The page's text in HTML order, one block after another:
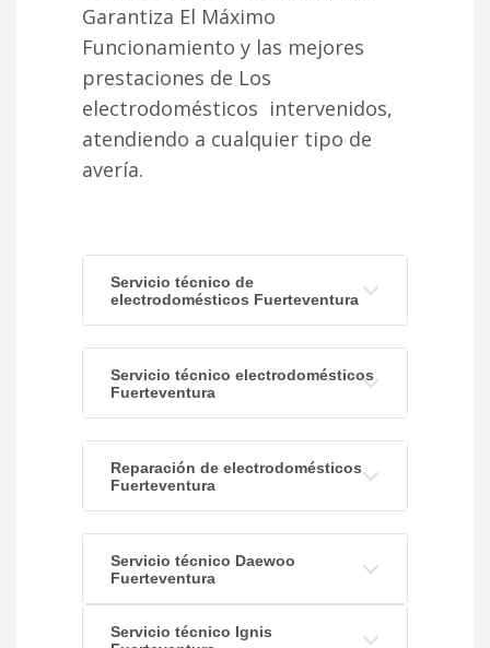
Garantiza El Máximo
Funcionamiento y las mejores
prestaciones de Los
electrodomésticos intervenidos,
atendiendo a cualquier tipo de
avería.
Servicio técnico de
electrodomésticos Fuerteventura
Servicio técnico electrodomésticos
Fuerteventura
Reparación de electrodomésticos
Fuerteventura
Servicio técnico Daewoo
Fuerteventura
Servicio técnico Ignis